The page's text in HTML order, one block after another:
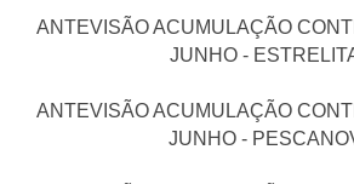
ANTEVISÃO ACUMULAÇÃO
JUNHO -
ANTEVISÃO ACUMULAÇÃO
JUNHO -